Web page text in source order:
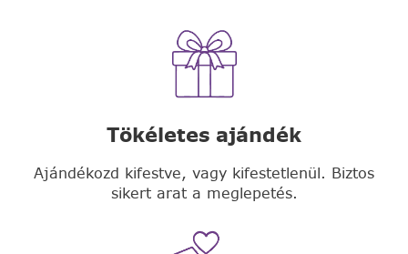
Tökéletes ajándék
Ajándékozd kifestve, vagy kifestetlenül. Biztos
sikert arat a meglepetés.